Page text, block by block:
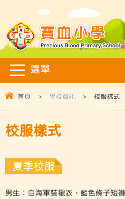
首頁 > 學校資訊 > 校服樣式
校服樣式
夏季校服
男生：白海軍裝襯衣、藍色條子短褲